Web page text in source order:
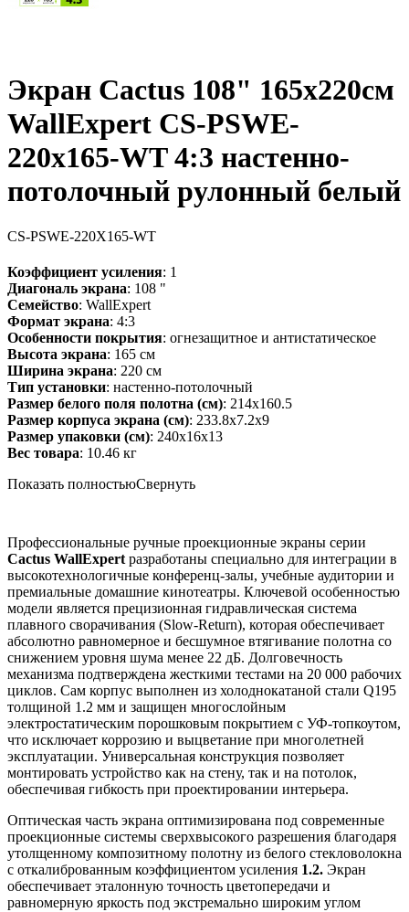
Экран Cactus 108" 165x220см
WallExpert CS-PSWE-
220x165-WT 4:3 настенно-
потолочный рулонный белый
CS-PSWE-220X165-WT
Коэффициент усиления: 1
Диагональ экрана: 108 "
Семейство: WallExpert
Формат экрана: 4:3
Особенности покрытия: огнезащитное и антистатическое
Высота экрана: 165 см
Ширина экрана: 220 см
Тип установки: настенно-потолочный
Размер белого поля полотна (см): 214x160.5
Размер корпуса экрана (см): 233.8x7.2x9
Размер упаковки (см): 240x16x13
Вес товара: 10.46 кг
Показать полностьюСвернуть
Профессиональные ручные проекционные экраны серии
Cactus WallExpert разработаны специально для интеграции в
высокотехнологичные конференц-залы, учебные аудитории и
премиальные домашние кинотеатры. Ключевой особенностью
модели является прецизионная гидравлическая система
плавного сворачивания (Slow-Return), которая обеспечивает
абсолютно равномерное и бесшумное втягивание полотна со
снижением уровня шума менее 22 дБ. Долговечность
механизма подтверждена жесткими тестами на 20 000 рабочих
циклов. Сам корпус выполнен из холоднокатаной стали Q195
толщиной 1.2 мм и защищен многослойным
электростатическим порошковым покрытием с УФ-топкоутом,
что исключает коррозию и выцветание при многолетней
эксплуатации. Универсальная конструкция позволяет
монтировать устройство как на стену, так и на потолок,
обеспечивая гибкость при проектировании интерьера.
Оптическая часть экрана оптимизирована под современные
проекционные системы сверхвысокого разрешения благодаря
утолщенному композитному полотну из белого стекловолокна
с откалиброванным коэффициентом усиления 1.2. Экран
обеспечивает эталонную точность цветопередачи и
равномерную яркость под экстремально широким углом